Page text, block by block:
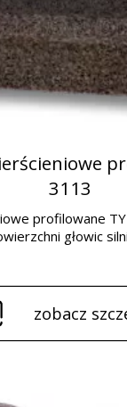
3113
profilowane
głowic
zobacz